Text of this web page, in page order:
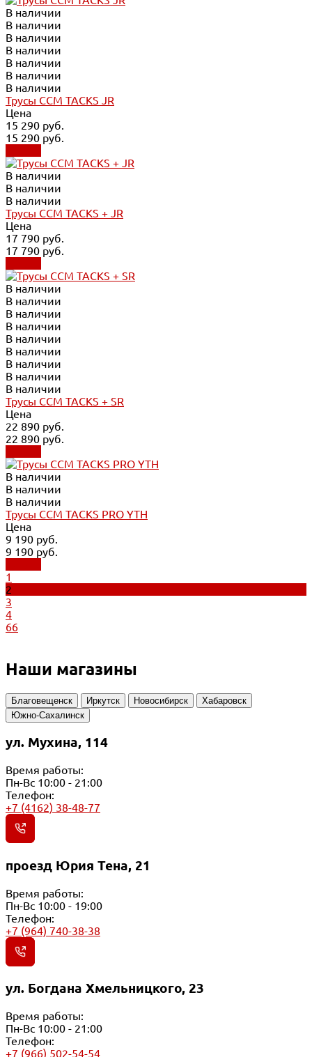
В наличии
В наличии
В наличии
В наличии
В наличии
В наличии
В наличии
Трусы CCM TACKS JR
Цена
15 290 руб.
15 290 руб.
В наличии
В наличии
В наличии
Трусы CCM TACKS + JR
Цена
17 790 руб.
17 790 руб.
В наличии
В наличии
В наличии
В наличии
В наличии
В наличии
В наличии
В наличии
В наличии
Трусы CCM TACKS + SR
Цена
22 890 руб.
22 890 руб.
В наличии
В наличии
В наличии
Трусы CCM TACKS PRO YTH
Цена
9 190 руб.
9 190 руб.
1
2
3
4
66
Наши магазины
Благовещенск Иркутск Новосибирск
Хабаровск
Южно-Сахалинск
ул. Мухина, 114
Время работы:
Пн-Вс 10:00 - 21:00
Телефон:
+7 (4162) 38-48-77
проезд Юрия Тена, 21
Время работы:
Пн-Вс 10:00 - 19:00
Телефон:
+7 (964) 740-38-38
ул. Богдана Хмельницкого, 23
Время работы:
Пн-Вс 10:00 - 21:00
Телефон:
+7 (966) 502-54-54